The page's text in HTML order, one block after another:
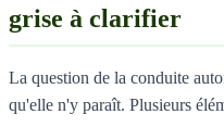
grise à clarifier
La question de la conduite
qu'elle n'y paraît. Plusieurs